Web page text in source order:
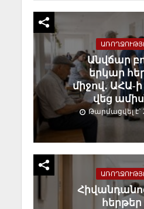
Անվճար
երկար
միջով․ ԱՀԱ-
վեց
Թարմացվել է`
հերթեր